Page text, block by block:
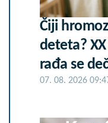
Čiji
deteta?
rađa se
07. 08. 2026